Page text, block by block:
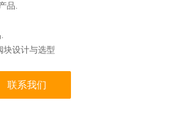
品.
块设计与选型
联系我们